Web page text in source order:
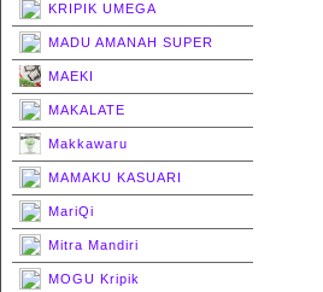
KRIPIK UMEGA
MADU AMANAH SUPER
MAEKI
MAKALATE
Makkawaru
MAMAKU KASUARI
MariQi
Mitra Mandiri
MOGU Kripik